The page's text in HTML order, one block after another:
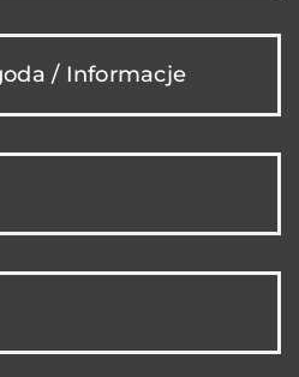
/ Informacje